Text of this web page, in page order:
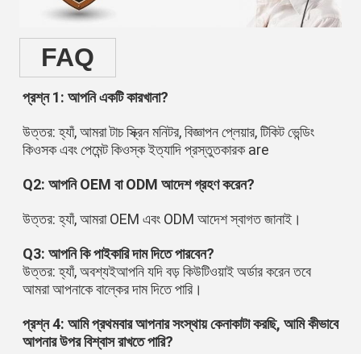
FAQ
প্রশ্ন 1: আপনি একটি কারখানা?
উত্তর: হ্যাঁ, আমরা টাচ স্ক্রিন মনিটর, বিজ্ঞাপন প্লেয়ার, টিকিট ভেন্ডিং
কিওসক এবং পেমেন্ট কিওস্ক ইত্যাদি প্রস্তুতকারক are
Q2: আপনি OEM বা ODM আদেশ গ্রহণ করেন?
উত্তর: হ্যাঁ, আমরা OEM এবং ODM আদেশ স্বাগত জানাই।
Q3: আপনি কি পাইকারি দাম দিতে পারবেন?
উত্তর: হ্যাঁ, অবশ্যইআপনি যদি বড় কিউটিওয়াই অর্ডার করেন তবে
আমরা আপনাকে বাল্কের দাম দিতে পারি।
প্রশ্ন 4: আমি প্রথমবার আপনার সংস্থায় কেনাকাটা করছি, আমি কীভাবে
আপনার উপর বিশ্বাস রাখতে পারি?